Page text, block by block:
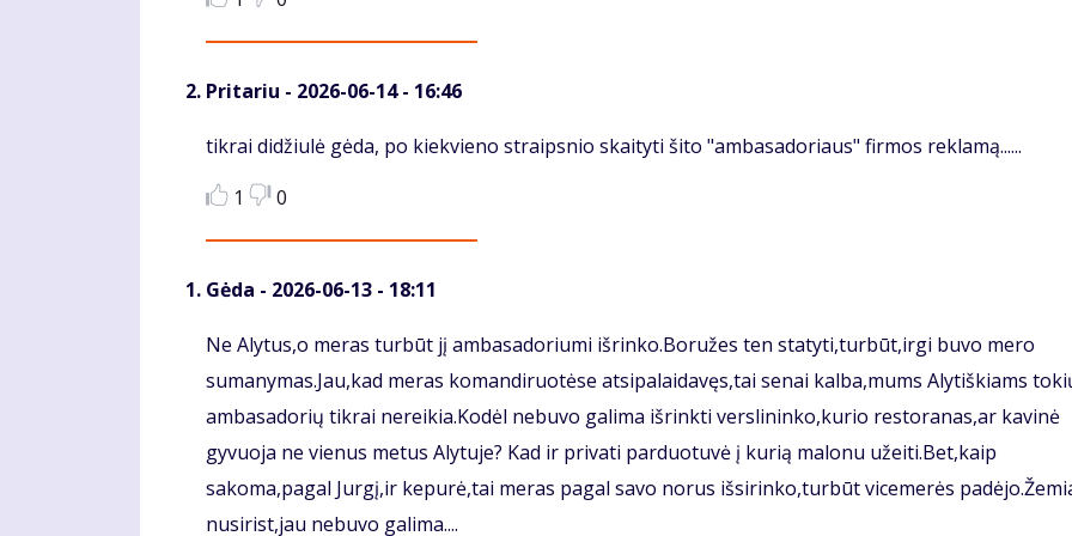
Pritariu - 2026-06-14 - 16:46
Komentaras
tikrai didžiulė gėda, po kiekvieno straipsnio skaityti šito "ambasadoriaus" firmos reklamą......
1
0
Gėda - 2026-06-13 - 18:11
Komentaras
Ne Alytus,o meras turbūt jį ambasadoriumi išrinko.Boružes ten statyti,turbūt,irgi buvo mero
sumanymas.Jau,kad meras komandiruotėse atsipalaidavęs,tai senai kalba,mums Alytiškiams
ambasadorių tikrai nereikia.Kodėl nebuvo galima išrinkti verslininko,kurio restoranas,ar kavinė
gyvuoja ne vienus metus Alytuje? Kad ir privati parduotuvė į kurią malonu užeiti.Bet,kaip
sakoma,pagal Jurgį,ir kepurė,tai meras pagal savo norus išsirinko,turbūt vicemerės
nusirist,jau nebuvo galima....